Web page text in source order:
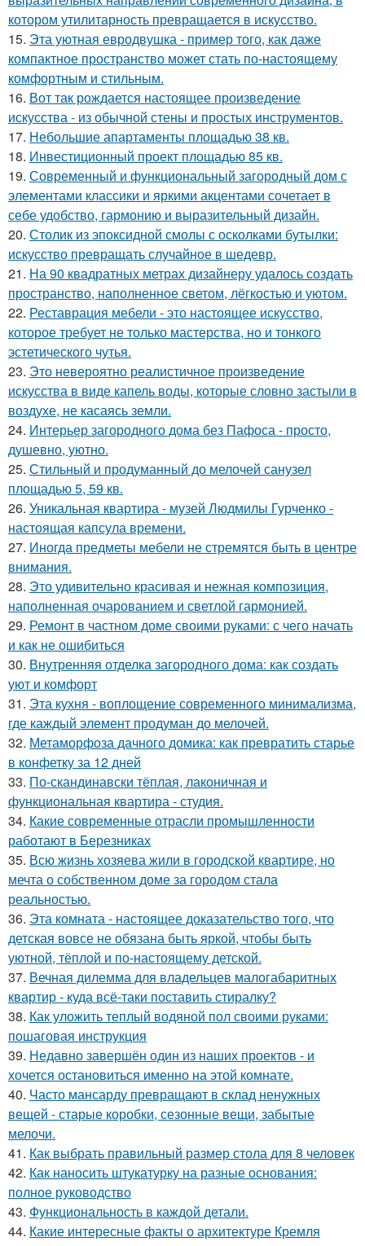
котором утилитарность превращается в искусство.
15. Эта уютная евродвушка - пример того, как даже
компактное пространство может стать по-настоящему
комфортным и стильным.
16. Вот так рождается настоящее произведение
искусства - из обычной стены и простых инструментов.
17. Небольшие апартаменты площадью 38 кв.
18. Инвестиционный проект площадью 85 кв.
19. Современный и функциональный загородный дом с
элементами классики и яркими акцентами сочетает в
себе удобство, гармонию и выразительный дизайн.
20. Столик из эпоксидной смолы с осколками бутылки:
искусство превращать случайное в шедевр.
21. На 90 квадратных метрах дизайнеру удалось создать
пространство, наполненное светом, лёгкостью и уютом.
22. Реставрация мебели - это настоящее искусство,
которое требует не только мастерства, но и тонкого
эстетического чутья.
23. Это невероятно реалистичное произведение
искусства в виде капель воды, которые словно застыли в
воздухе, не касаясь земли.
24. Интерьер загородного дома без Пафоса - просто,
душевно, уютно.
25. Стильный и продуманный до мелочей санузел
площадью 5, 59 кв.
26. Уникальная квартира - музей Людмилы Гурченко -
настоящая капсула времени.
27. Иногда предметы мебели не стремятся быть в центре
внимания.
28. Это удивительно красивая и нежная композиция,
наполненная очарованием и светлой гармонией.
29. Ремонт в частном доме своими руками: с чего начать
и как не ошибиться
30. Внутренняя отделка загородного дома: как создать
уют и комфорт
31. Эта кухня - воплощение современного минимализма,
где каждый элемент продуман до мелочей.
32. Метаморфоза дачного домика: как превратить старье
в конфетку за 12 дней
33. По-скандинавски тёплая, лаконичная и
функциональная квартира - студия.
34. Какие современные отрасли промышленности
работают в Березниках
35. Всю жизнь хозяева жили в городской квартире, но
мечта о собственном доме за городом стала
реальностью.
36. Эта комната - настоящее доказательство того, что
детская вовсе не обязана быть яркой, чтобы быть
уютной, тёплой и по-настоящему детской.
37. Вечная дилемма для владельцев малогабаритных
квартир - куда всё-таки поставить стиралку?
38. Как уложить теплый водяной пол своими руками:
пошаговая инструкция
39. Недавно завершён один из наших проектов - и
хочется остановиться именно на этой комнате.
40. Часто мансарду превращают в склад ненужных
вещей - старые коробки, сезонные вещи, забытые
мелочи.
41. Как выбрать правильный размер стола для 8 человек
42. Как наносить штукатурку на разные основания:
полное руководство
43. Функциональность в каждой детали.
44. Какие интересные факты о архитектуре Кремля